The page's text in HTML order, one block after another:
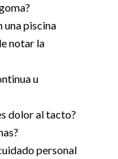
una piscina
notar la
u
dolor al tacto?
personal